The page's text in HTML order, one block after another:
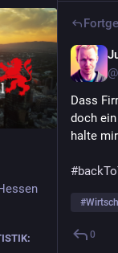
Dass
doch
halte
#
#
0